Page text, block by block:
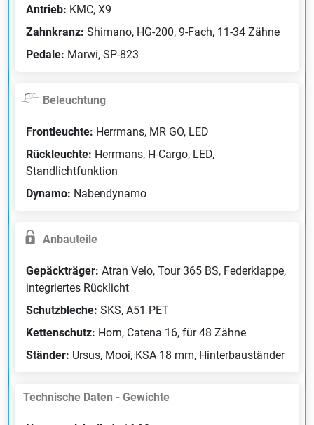
Antrieb: KMC, X9
Zahnkranz: Shimano, HG-200, 9-Fach, 11-34 Zähne
Pedale: Marwi, SP-823
Beleuchtung
Frontleuchte: Herrmans, MR GO, LED
Rückleuchte: Herrmans, H-Cargo, LED,
Standlichtfunktion
Dynamo: Nabendynamo
Anbauteile
Gepäckträger: Atran Velo, Tour 365 BS, Federklappe,
integriertes Rücklicht
Schutzbleche: SKS, A51 PET
Kettenschutz: Horn, Catena 16, für 48 Zähne
Ständer: Ursus, Mooi, KSA 18 mm, Hinterbauständer
Technische Daten - Gewichte